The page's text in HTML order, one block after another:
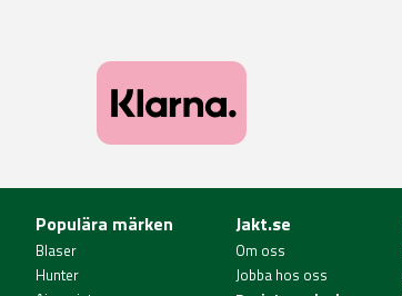
Populära märken
Blaser
Hunter
Jakt.se
Om oss
Jobba hos oss